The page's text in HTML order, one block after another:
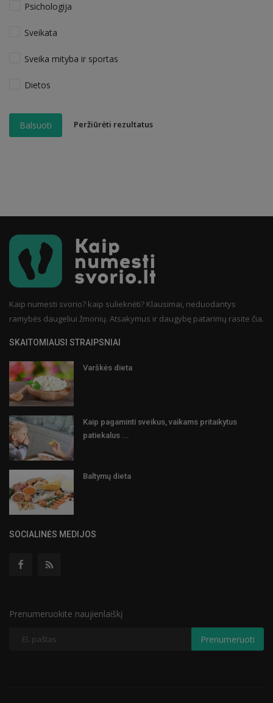
Psichologija
Sveikata
Sveika mityba ir sportas
Dietos
Balsuoti Peržiūrėti rezultatus
Kaip numesti svorio? kaip sulieknėti? Klausimai, neduodantys
ramybės daugeliui žmonių. Atsakymus ir daugybę patarimų rasite čia.
SKAITOMIAUSI STRAIPSNIAI
Varškės dieta
Kaip pagaminti sveikus, vaikams pritaikytus
patiekalus ...
Baltymų dieta
SOCIALINĖS MEDIJOS
Prenumeruokite naujienlaiškį
Prenumeruoti